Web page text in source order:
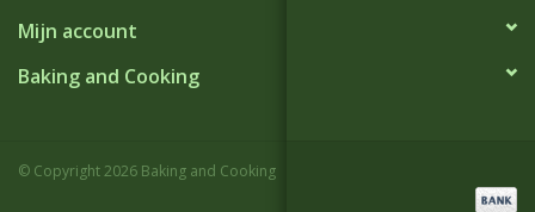
Mijn account
Baking and Cooking
© Copyright 2026 Baking and Cooking